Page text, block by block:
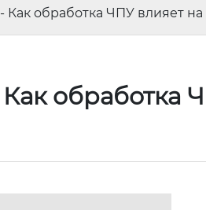
- Как обработка ЧПУ влияет на
Как обработка